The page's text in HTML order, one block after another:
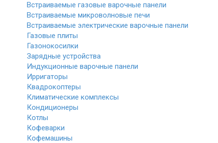
Встраиваемые газовые варочные панели
Встраиваемые микроволновые печи
Встраиваемые электрические варочные панели
Газовые плиты
Газонокосилки
Зарядные устройства
Индукционные варочные панели
Ирригаторы
Квадрокоптеры
Климатические комплексы
Кондиционеры
Котлы
Кофеварки
Кофемашины